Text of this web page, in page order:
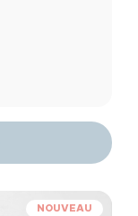
NOUVEAU